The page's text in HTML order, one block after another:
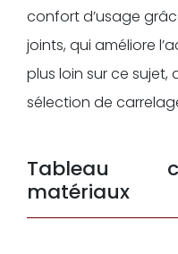
confort d’usage
joints, qui améliore
plus loin sur ce sujet,
sélection de
Tableau
matériaux